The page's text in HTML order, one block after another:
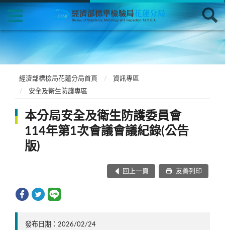
經濟部標檢局花蓮分局首頁
資訊專區
安全及衛生防護專區
本分局安全及衛生防護委員會
114年第1次會議會議紀錄(公告
版)
回上一頁 友善列印
發布日期：2026/02/24